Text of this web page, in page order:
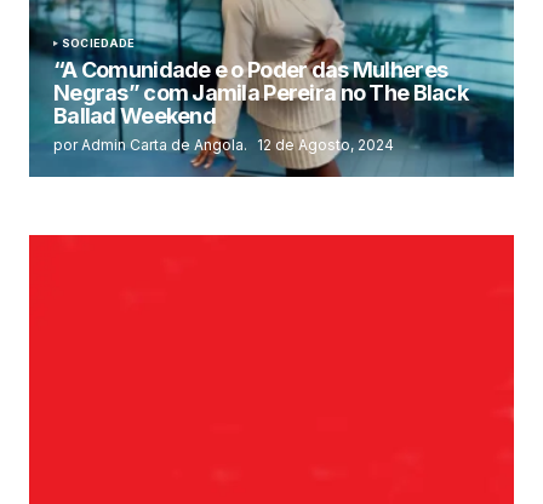
SOCIEDADE
“A Comunidade e o Poder das Mulheres
Negras” com Jamila Pereira no The Black
Ballad Weekend
por Admin Carta de Angola. 12 de Agosto, 2024